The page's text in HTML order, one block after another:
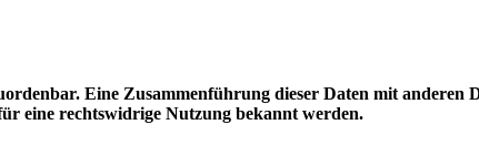
Eine Zusammenführung dieser Daten mit
eine rechtswidrige Nutzung bekannt werden.